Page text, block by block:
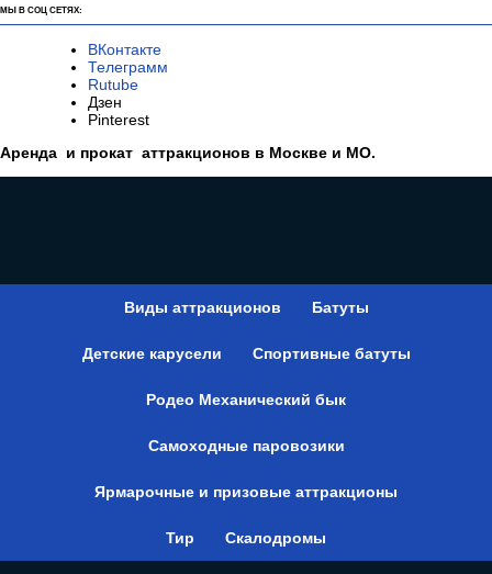
МЫ В СОЦ СЕТЯХ:
ВКонтакте
Телеграмм
Rutube
Дзен
Pinterest
Аренда и прокат аттракционов в Москве и МО.
Виды аттракционов Батуты
Детские карусели Спортивные батуты
Родео Механический бык
Самоходные паровозики
Ярмарочные и призовые аттракционы
Тир Скалодромы